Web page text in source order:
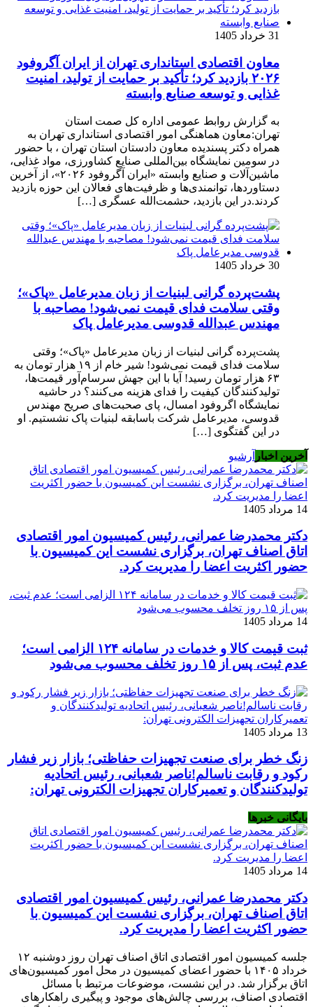
31 خرداد 1405
معاون اقتصادی استانداری تهران از ایران آگروفود
۲۰۲۶ بازدید کرد؛ تأکید بر حمایت از تولید، امنیت
غذایی و توسعه صنایع وابسته
به گزارش روابط عمومی اداره کل صمت استان
تهران:معاون هماهنگی امور اقتصادی استانداری تهران به
همراه دکتر پسندیده معاون دادستان استان تهران ، با حضور
در سومین نمایشگاه بین‌المللی صنایع کشاورزی، مواد غذایی،
ماشین‌آلات و صنایع وابسته «ایران آگروفود ۲۰۲۶»، از آخرین
دستاوردها، توانمندی‌ها و ظرفیت‌های فعالان این حوزه بازدید
کردند.‌در این بازدید، حشمت‌الله عسگری […]
30 خرداد 1405
پشت‌پرده گرانی لبنیات از زبان مدیرعامل «پاک»؛
وقتی سلامت فدای قیمت نمی‌شود! مصاحبه با
مهندس عبدالله قدوسی مدیرعامل پاک
پشت‌پرده گرانی لبنیات از زبان مدیرعامل «پاک»؛ وقتی
سلامت فدای قیمت نمی‌شود! ​شیر خام از ۱۹ هزار تومان به
۶۳ هزار تومان رسید! آیا با این جهش سرسام‌آور قیمت‌ها،
تولیدکنندگان کیفیت را فدای هزینه می‌کنند؟ ​در حاشیه
نمایشگاه اگروفود امسال، پای صحبت‌های صریح مهندس
قدوسی، مدیرعامل شرکت باسابقه لبنیات پاک نشستیم. او
در این گفتگوی […]
آخرین اخبار آرشیو
14 مرداد 1405
دکتر محمدرضا عمرانی، رئیس کمیسیون امور اقتصادی
اتاق اصناف تهران، برگزاری نشست این کمیسیون با
حضور اکثریت اعضا را مدیریت کرد.
14 مرداد 1405
ثبت قیمت کالا و خدمات در سامانه ۱۲۴ الزامی است؛
عدم ثبت، پس از ۱۵ روز تخلف محسوب می‌شود
13 مرداد 1405
زنگ خطر برای صنعت تجهیزات حفاظتی؛ بازار زیر فشار
رکود و رقابت ناسالم!ناصر شعبانی، رئیس اتحادیه
تولیدکنندگان و تعمیرکاران تجهیزات الکترونی تهران:
بایگانی خبرها
14 مرداد 1405
دکتر محمدرضا عمرانی، رئیس کمیسیون امور اقتصادی
اتاق اصناف تهران، برگزاری نشست این کمیسیون با
حضور اکثریت اعضا را مدیریت کرد.
جلسه کمیسیون امور اقتصادی اتاق اصناف تهران روز دوشنبه ۱۲
خرداد ۱۴۰۵ با حضور اعضای کمیسیون در محل امور کمیسیون‌های
اتاق برگزار شد. در این نشست، موضوعات مرتبط با مسائل
اقتصادی اصناف، بررسی چالش‌های موجود و پیگیری راهکارهای